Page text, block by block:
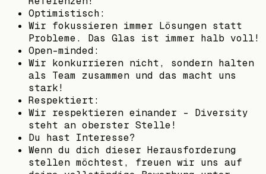
Optimistisch:
Wir fokussieren immer Lösungen statt
Probleme. Das Glas ist immer halb voll!
Open-minded:
Wir konkurrieren nicht, sondern halten
als Team zusammen und das macht uns
stark!
Respektiert:
Wir respektieren einander - Diversity
steht an oberster Stelle!
Du hast Interesse?
Wenn du dich dieser Herausforderung
stellen möchtest, freuen wir uns auf